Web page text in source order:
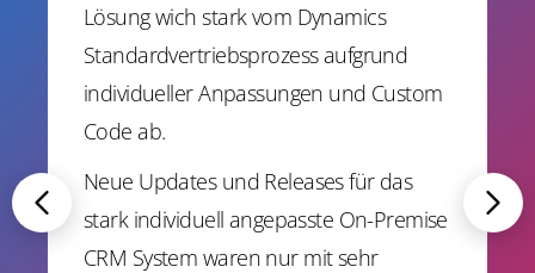
Lösung wich stark vom Dynamics
Standardvertriebsprozess aufgrund
individueller Anpassungen und Custom
Code ab.
Neue Updates und Releases für das
stark individuell angepasste On-Premise
CRM System waren nur mit sehr